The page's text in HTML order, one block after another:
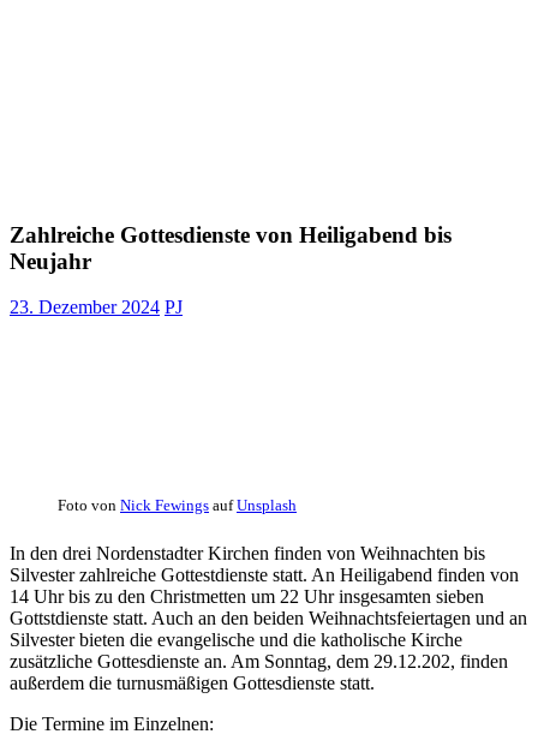
Zahlreiche Gottesdienste von Heiligabend bis
Neujahr
23. Dezember 2024 PJ
Foto von Nick Fewings aufUnsplash
In den drei Nordenstadter Kirchen finden von Weihnachten bis
Silvester zahlreiche Gottestdienste statt. An Heiligabend finden von
14 Uhr bis zu den Christmetten um 22 Uhr insgesamten sieben
Gottstdienste statt. Auch an den beiden Weihnachtsfeiertagen und an
Silvester bieten die evangelische und die katholische Kirche
zusätzliche Gottesdienste an. Am Sonntag, dem 29.12.202, finden
außerdem die turnusmäßigen Gottesdienste statt.
Die Termine im Einzelnen: